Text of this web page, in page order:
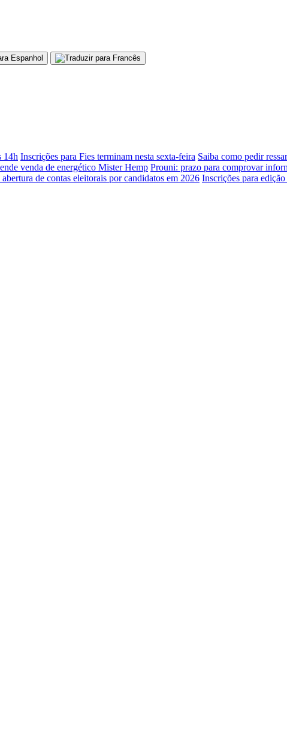
14h Inscrições para Fies terminam nesta sexta-feira Saiba como pedir
venda de energético Mister Hemp Prouni: prazo para comprovar
de contas eleitorais por candidatos em 2026 Inscrições para